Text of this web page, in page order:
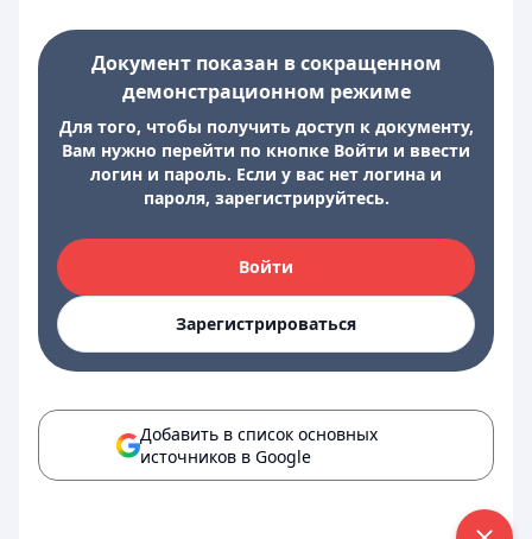
Документ показан в сокращенном
демонстрационном режиме
Для того, чтобы получить доступ к документу,
Вам нужно перейти по кнопке Войти и ввести
логин и пароль. Если у вас нет логина и
пароля, зарегистрируйтесь.
Войти
Зарегистрироваться
Добавить в список основных
источников в Google